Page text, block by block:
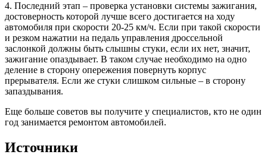
4. Последний этап – проверка установки системы зажигания,
достоверность которой лучше всего достигается на ходу
автомобиля при скорости 20-25 км/ч. Если при такой скорости
и резком нажатии на педаль управления дроссельной
заслонкой должны быть слышны стуки, если их нет, значит,
зажигание опаздывает. В таком случае необходимо на одно
деление в сторону опережения повернуть корпус
прерывателя. Если же стуки слишком сильные – в сторону
запаздывания.
Еще больше советов вы получите у специалистов, кто не один
год занимается ремонтом автомобилей.
Источники